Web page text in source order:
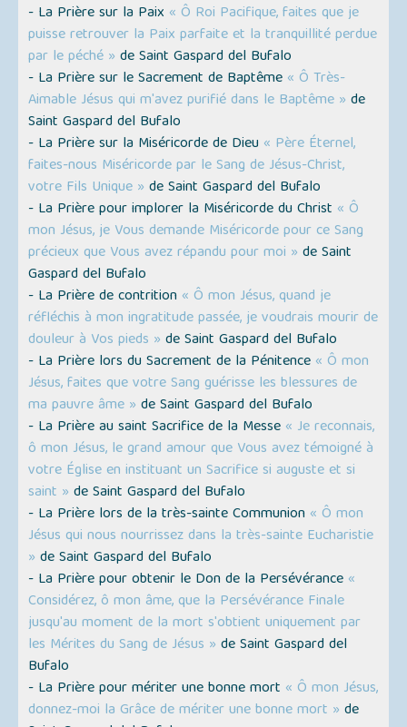
- La Prière sur la Paix « Ô Roi Pacifique, faites que je
puisse retrouver la Paix parfaite et la tranquillité perdue
par le péché » de Saint Gaspard del Bufalo
- La Prière sur le Sacrement de Baptême « Ô Très-
Aimable Jésus qui m'avez purifié dans le Baptême » de
Saint Gaspard del Bufalo
- La Prière sur la Miséricorde de Dieu « Père Éternel,
faites-nous Miséricorde par le Sang de Jésus-Christ,
votre Fils Unique » de Saint Gaspard del Bufalo
- La Prière pour implorer la Miséricorde du Christ « Ô
mon Jésus, je Vous demande Miséricorde pour ce Sang
précieux que Vous avez répandu pour moi » de Saint
Gaspard del Bufalo
- La Prière de contrition « Ô mon Jésus, quand je
réfléchis à mon ingratitude passée, je voudrais mourir de
douleur à Vos pieds » de Saint Gaspard del Bufalo
- La Prière lors du Sacrement de la Pénitence « Ô mon
Jésus, faites que votre Sang guérisse les blessures de
ma pauvre âme » de Saint Gaspard del Bufalo
- La Prière au saint Sacrifice de la Messe « Je reconnais,
ô mon Jésus, le grand amour que Vous avez témoigné à
votre Église en instituant un Sacrifice si auguste et si
saint » de Saint Gaspard del Bufalo
- La Prière lors de la très-sainte Communion « Ô mon
Jésus qui nous nourrissez dans la très-sainte Eucharistie
» de Saint Gaspard del Bufalo
- La Prière pour obtenir le Don de la Persévérance «
Considérez, ô mon âme, que la Persévérance Finale
jusqu'au moment de la mort s'obtient uniquement par
les Mérites du Sang de Jésus » de Saint Gaspard del
Bufalo
- La Prière pour mériter une bonne mort « Ô mon Jésus,
donnez-moi la Grâce de mériter une bonne mort » de